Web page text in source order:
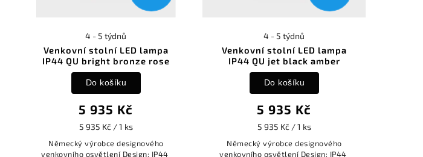
Venkovní stolní LED lampa
IP44 QU bright bronze rose
4 - 5 týdnů
5 935 Kč
5 935 Kč / 1 ks
Do košíku
Německý výrobce designového
venkovního osvětlení Design: IP44
Venkovní stolní LED lampa
IP44 QU jet black amber
4 - 5 týdnů
5 935 Kč
5 935 Kč / 1 ks
Do košíku
Německý výrobce designového
venkovního osvětlení Design: IP44